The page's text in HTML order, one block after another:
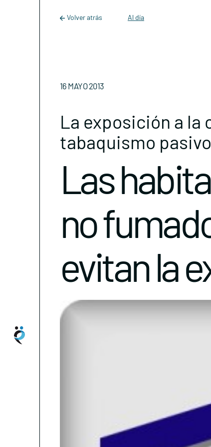
Main Navigation
Volver atrás Al día
16 MAYO 2013
La exposición a
tabaquismo pasivo
Las
no
evitan la